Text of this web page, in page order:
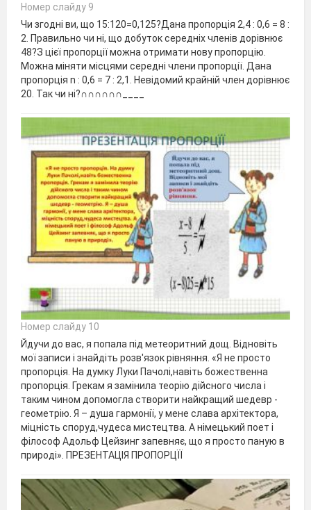
Номер слайду 9
Чи згодні ви, що 15:120=0,125?Дана пропорція 2,4 : 0,6 = 8 :
2. Правильно чи ні, що добуток середніх членів дорівнює
48?З цієї пропорції можна отримати нову пропорцію.
Можна міняти місцями середні члени пропорції. Дана
пропорція n : 0,6 = 7 : 2,1. Невідомий крайній член дорівнює
20. Так чи ні?∩∩∩∩∩∩____
Номер слайду 10
Йдучи до вас, я попала під метеоритний дощ. Відновіть
мої записи і знайдіть розв'язок рівняння. «Я не просто
пропорція. На думку Луки Пачолі,навіть божественна
пропорція. Грекам я замінила теорію дійсного числа і
таким чином допомогла створити найкращий шедевр -
геометрію. Я – душа гармонії, у мене слава архітектора,
міцність споруд,чудеса мистецтва. А німецький поет і
філософ Адольф Цейзинг запевняє, що я просто паную в
природі». ПРЕЗЕНТАЦІЯ ПРОПОРЦЇЇ